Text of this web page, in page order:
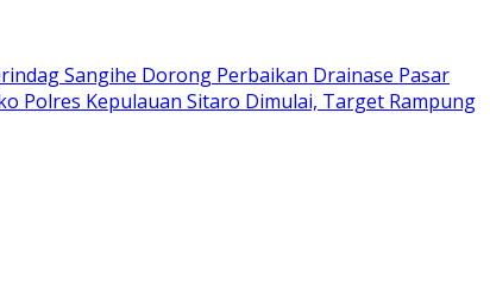
Sangihe Dorong Perbaikan Drainase Pasar
Polres Kepulauan Sitaro Dimulai, Target Rampung